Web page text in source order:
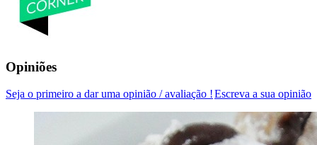
Opiniões
Escreva a sua opinião
Seja o primeiro a dar uma opinião / avaliação !